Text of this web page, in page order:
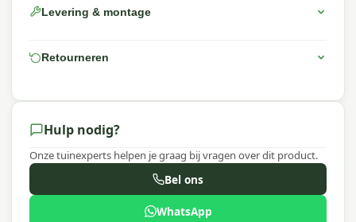
Tafel - Tafelblad:
Inhoud van de set
Bij deze tuinset ontvang je: 6× Porto dining
Levering & montage
Retourneren
Hulp nodig?
Onze tuinexperts helpen je graag bij vragen over dit product.
Bel ons
WhatsApp